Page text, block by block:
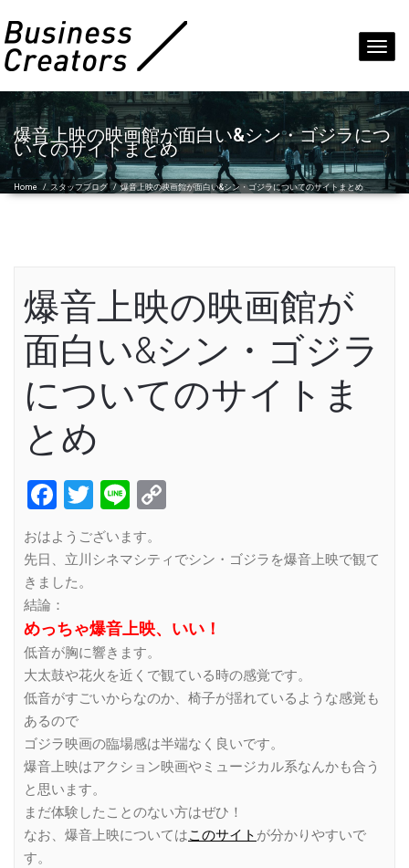
爆音上映の映画館が面白い&シン・ゴジラにつ
いてのサイトまとめ
Home / スタッフブログ /爆音上映の映画館が面白い&シン・ゴジラについてのサイトまとめ
爆音上映の映画館が
面白い&シン・ゴジラ
についてのサイトま
とめ
Facebook
Twitter
Line
おはようございます。
先日、立川シネマシティでシン・ゴジラを爆音上映で観て
きました。
結論：
めっちゃ爆音上映、いい！
低音が胸に響きます。
大太鼓や花火を近くで観ている時の感覚です。
低音がすごいからなのか、椅子が揺れているような感覚も
あるので
ゴジラ映画の臨場感は半端なく良いです。
爆音上映はアクション映画やミュージカル系なんかも合う
と思います。
まだ体験したことのない方はぜひ！
なお、爆音上映についてはこのサイト が分かりやすいで
す。